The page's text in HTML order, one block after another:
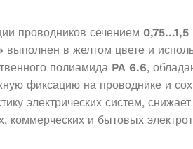
проводников сечением 0,75…1,5
выполнен в желтом цвете и
полиамида PA 6.6,
фиксацию на проводнике и
электрических систем,
и бытовых